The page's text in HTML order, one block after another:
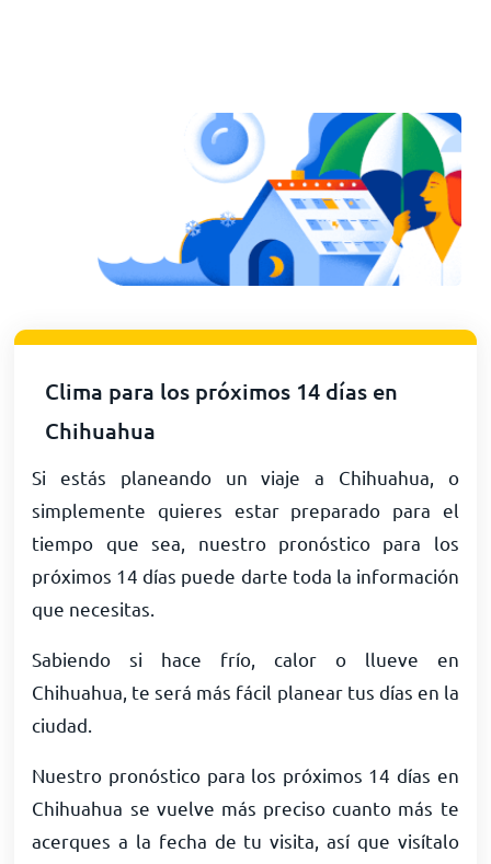
Clima para los próximos 14 días en
Chihuahua
Si estás planeando un viaje a Chihuahua, o
simplemente quieres estar preparado para el
tiempo que sea, nuestro pronóstico para los
próximos 14 días puede darte toda la información
que necesitas.
Sabiendo si hace frío, calor o llueve en
Chihuahua, te será más fácil planear tus días en la
ciudad.
Nuestro pronóstico para los próximos 14 días en
Chihuahua se vuelve más preciso cuanto más te
acerques a la fecha de tu visita, así que visítalo